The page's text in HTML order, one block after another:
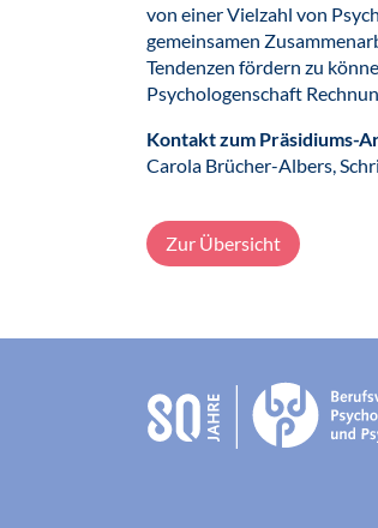
von einer Vielzahl von
gemeinsamen
Tendenzen fördern zu
Psychologenschaft
Kontakt zum Präsidiums-
Carola Brücher-Albers,
Zur Übersicht